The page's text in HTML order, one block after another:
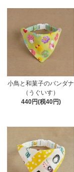
小鳥と和菓子のバンダナ
（うぐいす）
440円(税40円)